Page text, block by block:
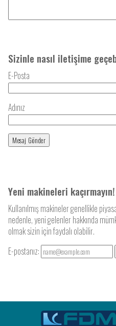
Sizinle nasıl iletişime
E-Posta
Adınız
Yeni makineleri kaçırmayın!
Kullanılmış makineler genellikle
nedenle, yeni gelenler hakkında
olmak sizin için faydalı olabilir.
E-postanız: